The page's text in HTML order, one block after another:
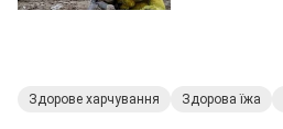
Здорове харчування Здорова їжа